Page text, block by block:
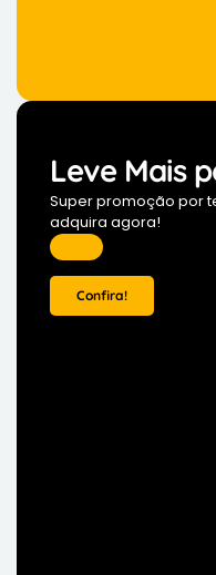
Leve Mais
Super promoção por
adquira agora!
Confira!